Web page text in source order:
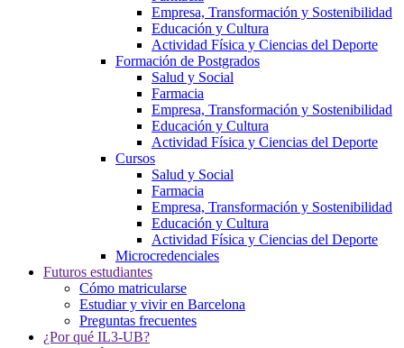
Empresa, Transformación y Sostenibilidad
Educación y Cultura
Actividad Física y Ciencias del Deporte
Formación de Postgrados
Salud y Social
Farmacia
Empresa, Transformación y Sostenibilidad
Educación y Cultura
Actividad Física y Ciencias del Deporte
Cursos
Salud y Social
Farmacia
Empresa, Transformación y Sostenibilidad
Educación y Cultura
Actividad Física y Ciencias del Deporte
Microcredenciales
Futuros estudiantes
Cómo matricularse
Estudiar y vivir en Barcelona
Preguntas frecuentes
¿Por qué IL3-UB?